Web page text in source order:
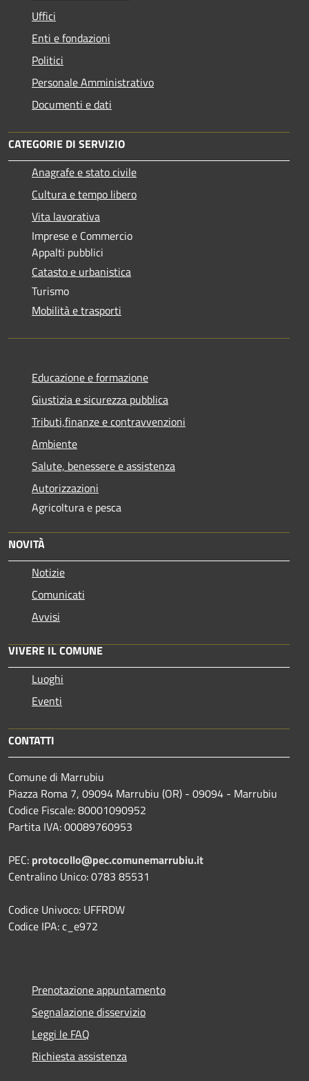
Uffici
Enti e fondazioni
Politici
Personale Amministrativo
Documenti e dati
CATEGORIE DI SERVIZIO
Anagrafe e stato civile
Cultura e tempo libero
Vita lavorativa
Imprese e Commercio
Appalti pubblici
Catasto e urbanistica
Turismo
Mobilità e trasporti
Educazione e formazione
Giustizia e sicurezza pubblica
Tributi,finanze e contravvenzioni
Ambiente
Salute, benessere e assistenza
Autorizzazioni
Agricoltura e pesca
NOVITÀ
Notizie
Comunicati
Avvisi
VIVERE IL COMUNE
Luoghi
Eventi
CONTATTI
Comune di Marrubiu
Piazza Roma 7, 09094 Marrubiu (OR) - 09094 - Marrubiu
Codice Fiscale: 80001090952
Partita IVA: 00089760953
PEC: protocollo@pec.comunemarrubiu.it
Centralino Unico: 0783 85531
Codice Univoco: UFFRDW
Codice IPA: c_e972
Prenotazione appuntamento
Segnalazione disservizio
Leggi le FAQ
Richiesta assistenza